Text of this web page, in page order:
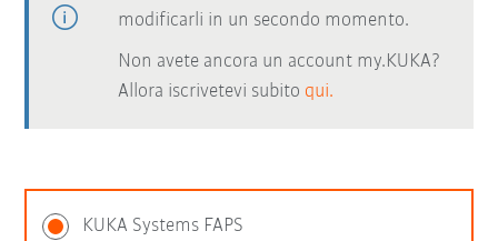
modificarli in un secondo momento.
Non avete ancora un account my.KUKA?
Allora iscrivetevi subito qui.
KUKA Systems FAPS